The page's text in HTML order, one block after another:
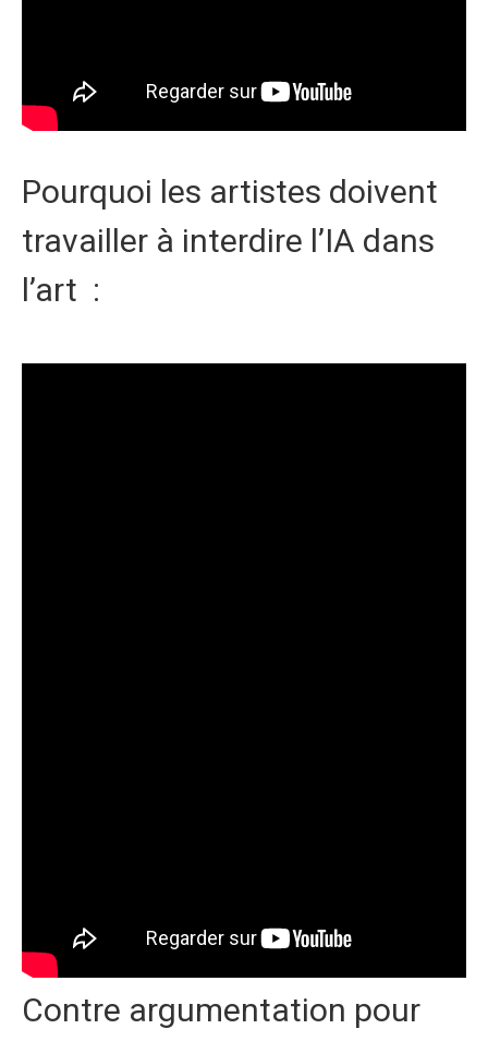
Pourquoi les artistes doivent
travailler à interdire l’IA dans
l’art :
Contre argumentation pour